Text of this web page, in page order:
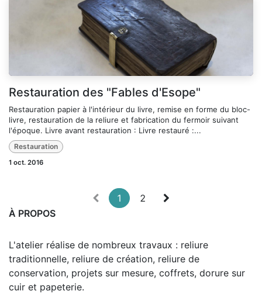
Restauration des "Fables d'Esope"
Restauration papier à l'intérieur du livre, remise en forme du bloc-
livre, restauration de la reliure et fabrication du fermoir suivant
l'époque. Livre avant restauration : Livre restauré :...
Restauration
1 oct. 2016
1
2
À PROPOS
L'atelier réalise de nombreux travaux : reliure
traditionnelle, reliure de création, reliure de
conservation, projets sur mesure, coffrets, dorure sur
cuir et papeterie.